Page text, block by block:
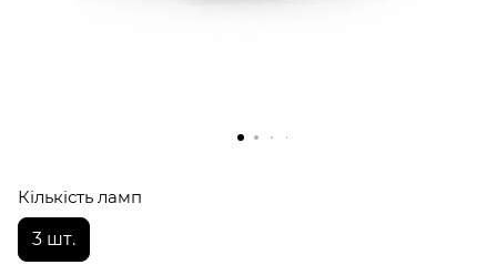
Кількість ламп
3 шт.